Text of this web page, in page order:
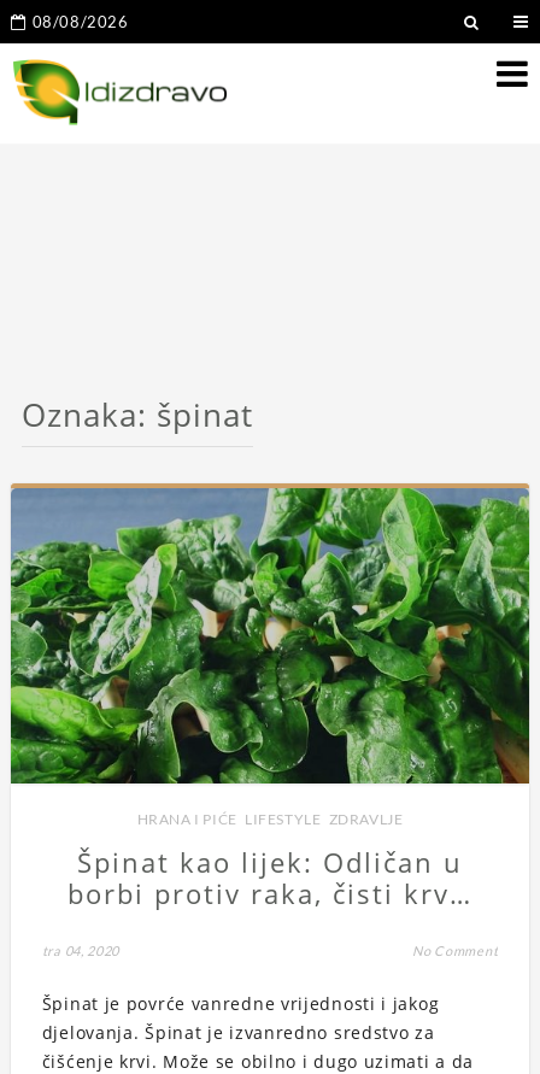
08/08/2026
Oznaka: špinat
HRANA I PIĆE LIFESTYLE ZDRAVLJE
Špinat kao lijek: Odličan u
borbi protiv raka, čisti krv…
tra 04, 2020 No Comment
Špinat je povrće vanredne vrijednosti i jakog
djelovanja. Špinat je izvanredno sredstvo za
čišćenje krvi. Može se obilno i dugo uzimati a da